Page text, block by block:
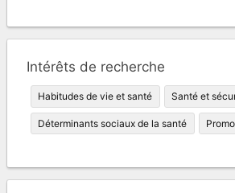
Intérêts de recherche
Habitudes de vie et santé Santé et
Déterminants sociaux de la santé